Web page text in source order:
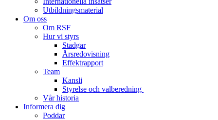
Utbildningsmaterial
Om oss
Om RSF
Hur vi styrs
Stadgar
Årsredovisning
Effektrapport
Team
Kansli
Styrelse och valberedning
Vår historia
Informera dig
Poddar